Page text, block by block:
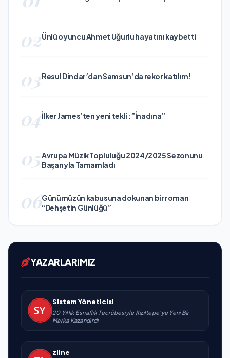
02Ünlü oyuncu Ahmet Uğurlu hayatını kaybetti
03Resul Dindar’dan Samsun’da rekor katılım!
04İlker James’ten yeni tekli :”İnadına”
05Avrupa Müzik Topluluğu 2024/2025 Sezonunu
Başarıyla Tamamladı
06Günümüzün kabusuna dokunan bir roman
“Dehşetin Günlüğü”
YAZARLARIMIZ
Sistem Yöneticisi
20 Yıllık Esnaflık Tecrübesiyle Kızıltepe'ye Yeni Bir
Marka Kazandırdı
zline